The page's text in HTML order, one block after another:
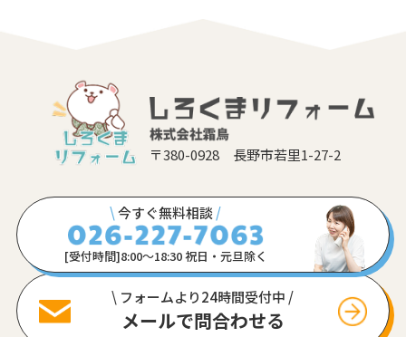
〒380-0928 長野市若里1-27-2
\今すぐ無料相談 /
[受付時間]8:00〜18:30 祝日・元旦除く
\ フォームより24時間受付中 /
メールで問合わせる